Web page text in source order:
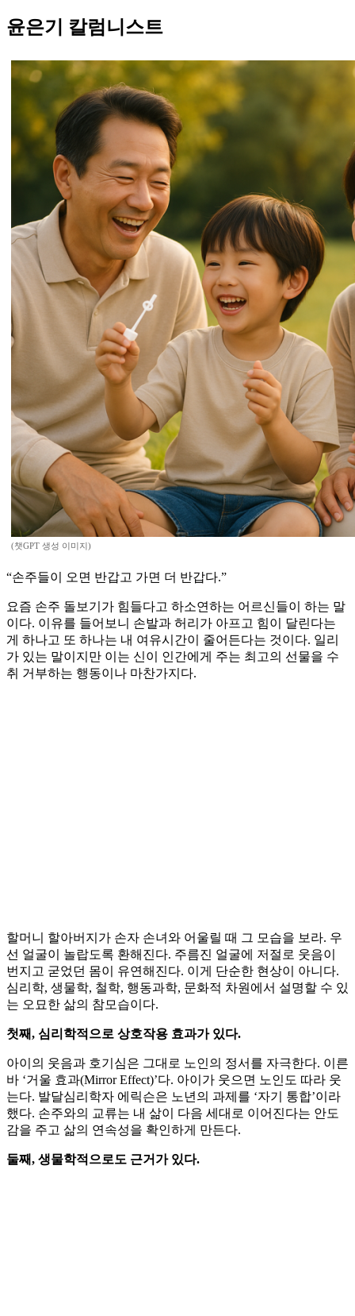
윤은기 칼럼니스트
(챗GPT 생성 이미지)
“손주들이 오면 반갑고 가면 더 반갑다.”
요즘 손주 돌보기가 힘들다고 하소연하는 어르신들이 하는 말
이다. 이유를 들어보니 손발과 허리가 아프고 힘이 달린다는
게 하나고 또 하나는 내 여유시간이 줄어든다는 것이다. 일리
가 있는 말이지만 이는 신이 인간에게 주는 최고의 선물을 수
취 거부하는 행동이나 마찬가지다.
할머니 할아버지가 손자 손녀와 어울릴 때 그 모습을 보라. 우
선 얼굴이 놀랍도록 환해진다. 주름진 얼굴에 저절로 웃음이
번지고 굳었던 몸이 유연해진다. 이게 단순한 현상이 아니다.
심리학, 생물학, 철학, 행동과학, 문화적 차원에서 설명할 수 있
는 오묘한 삶의 참모습이다.
첫째, 심리학적으로 상호작용 효과가 있다.
아이의 웃음과 호기심은 그대로 노인의 정서를 자극한다. 이른
바 ‘거울 효과(Mirror Effect)’다. 아이가 웃으면 노인도 따라 웃
는다. 발달심리학자 에릭슨은 노년의 과제를 ‘자기 통합’이라
했다. 손주와의 교류는 내 삶이 다음 세대로 이어진다는 안도
감을 주고 삶의 연속성을 확인하게 만든다.
둘째, 생물학적으로도 근거가 있다.